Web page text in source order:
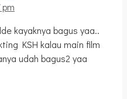
kayaknya bagus yaa..
KSH kalau main film
udah bagus2 yaa